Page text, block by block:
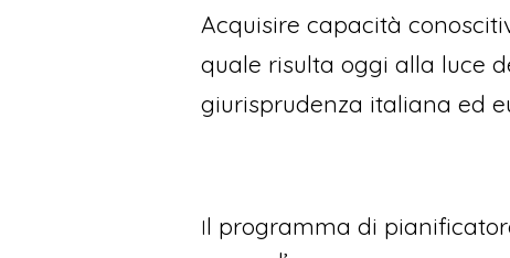
Acquisire capacità
quale risulta oggi alla luce
giurisprudenza italiana ed
Il programma di